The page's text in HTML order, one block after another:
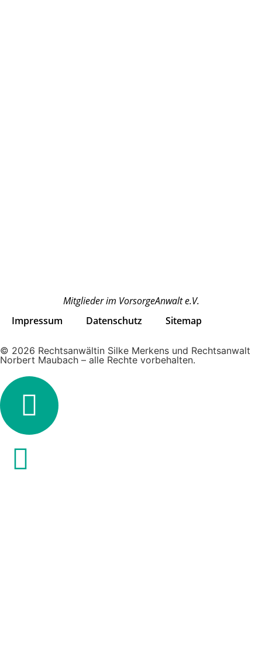
Mitglieder im VorsorgeAnwalt e.V.
Impressum
Datenschutz Sitemap
© 2026 Rechtsanwältin Silke Merkens und Rechtsanwalt
Norbert Maubach – alle Rechte vorbehalten.